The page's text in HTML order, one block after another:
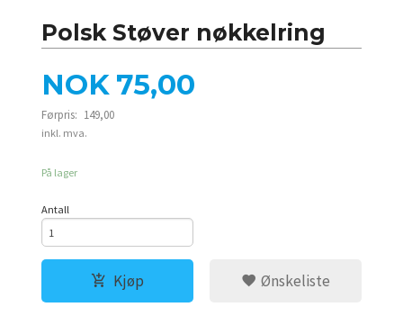
Polsk Støver nøkkelring
Tilbud
NOK 75,00
Førpris: 149,00
Rabatt
inkl. mva.
På lager
Antall
Kjøp Ønskeliste